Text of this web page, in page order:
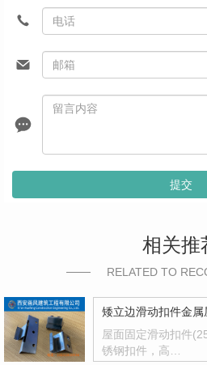
提交
相关推
RELATED TO
屋面固定滑动扣件
锈钢扣件，高…